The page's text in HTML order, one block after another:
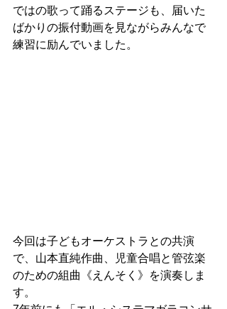
ではの歌って踊るステージも、届いた
ばかりの振付動画を見ながらみんなで
練習に励んでいました。
今回は子どもオーケストラとの共演
で、山本直純作曲、児童合唱と管弦楽
のための組曲《えんそく》を演奏しま
す。